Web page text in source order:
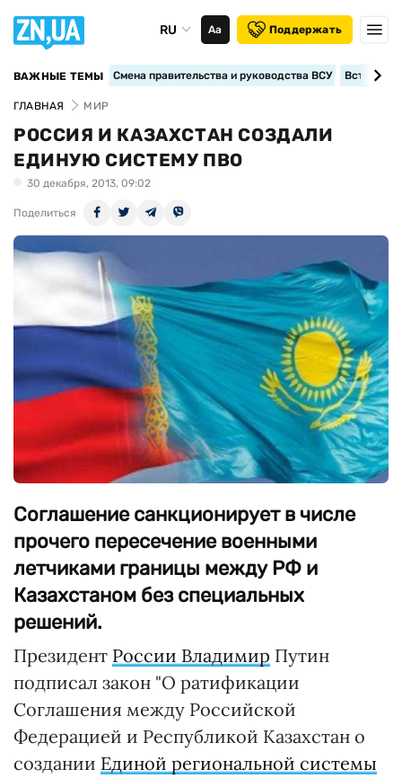
RU Аа Поддержать
ВАЖНЫЕ ТЕМЫ Смена правительства и руководства ВСУ
ГЛАВНАЯ МИР
РОССИЯ И КАЗАХСТАН СОЗДАЛИ
ЕДИНУЮ СИСТЕМУ ПВО
30 декабря, 2013, 09:02
Поделиться
Соглашение санкционирует в числе
прочего пересечение военными
летчиками границы между РФ и
Казахстаном без специальных
решений.
Президент России Владимир Путин
подписал закон "О ратификации
Соглашения между Российской
Федерацией и Республикой Казахстан о
создании Единой региональной системы